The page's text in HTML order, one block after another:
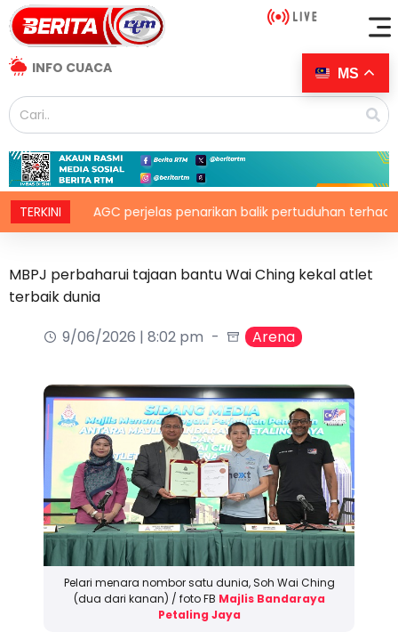
INFO CUACA
TERKINI
AGC perjelas penarikan balik pertuduhan terhadap Nicky
MBPJ perbaharui tajaan bantu Wai Ching kekal atlet
terbaik dunia
9/06/2026 | 8:02 pm
Arena
Pelari menara nombor satu dunia, Soh Wai Ching
(dua dari kanan) / foto FB Majlis Bandaraya
Petaling Jaya
MS